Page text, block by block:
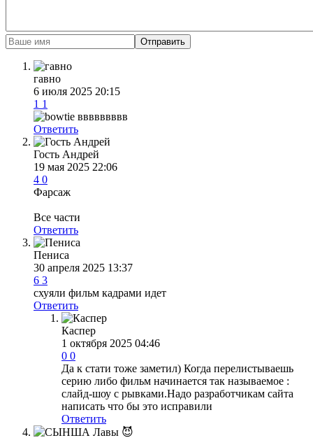
Отправить
гавно
6 июля 2025 20:15
1 1
ввввввввв
Ответить
Гость Андрей
19 мая 2025 22:06
4 0
Фарсаж
Все части
Ответить
Пениса
30 апреля 2025 13:37
6 3
схуяли фильм кадрами идет
Ответить
Каспер
1 октября 2025 04:46
0 0
Да к стати тоже заметил) Когда перелистываешь
серию либо фильм начинается так называемое :
слайд-шоу с рывками.Надо разработчикам сайта
написать что бы это исправили
Ответить